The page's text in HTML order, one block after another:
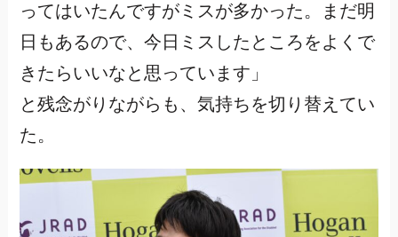
ってはいたんですがミスが多かった。まだ明
日もあるので、今日ミスしたところをよくで
きたらいいなと思っています」
と残念がりながらも、気持ちを切り替えてい
た。